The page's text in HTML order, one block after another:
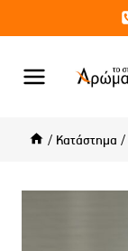
content
/ Κατάστημα /